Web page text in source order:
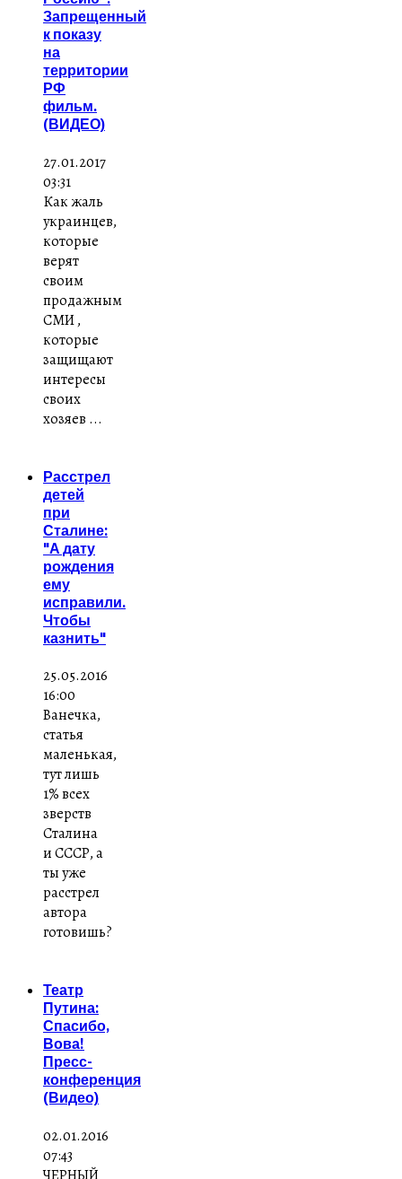
Запрещенный
к показу
на
территории
РФ
фильм.
(ВИДЕО)
27.01.2017
03:31
Как жаль
украинцев,
которые
верят
своим
продажным
СМИ ,
которые
защищают
интересы
своих
хозяев ...
Расстрел
детей
при
Сталине:
"А дату
рождения
ему
исправили.
Чтобы
казнить"
25.05.2016
16:00
Ванечка,
статья
маленькая,
тут лишь
1% всех
зверств
Сталина
и СССР, а
ты уже
расстрел
автора
готовишь?
Театр
Путина:
Спасибо,
Вова!
Пресс-
конференция
(Видео)
02.01.2016
07:43